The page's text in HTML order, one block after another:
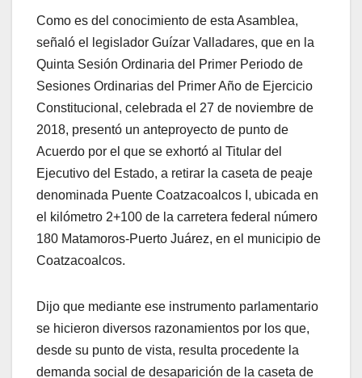
Como es del conocimiento de esta Asamblea,
señaló el legislador Guízar Valladares, que en la
Quinta Sesión Ordinaria del Primer Periodo de
Sesiones Ordinarias del Primer Año de Ejercicio
Constitucional, celebrada el 27 de noviembre de
2018, presentó un anteproyecto de punto de
Acuerdo por el que se exhortó al Titular del
Ejecutivo del Estado, a retirar la caseta de peaje
denominada Puente Coatzacoalcos I, ubicada en
el kilómetro 2+100 de la carretera federal número
180 Matamoros-Puerto Juárez, en el municipio de
Coatzacoalcos.
Dijo que mediante ese instrumento parlamentario
se hicieron diversos razonamientos por los que,
desde su punto de vista, resulta procedente la
demanda social de desaparición de la caseta de